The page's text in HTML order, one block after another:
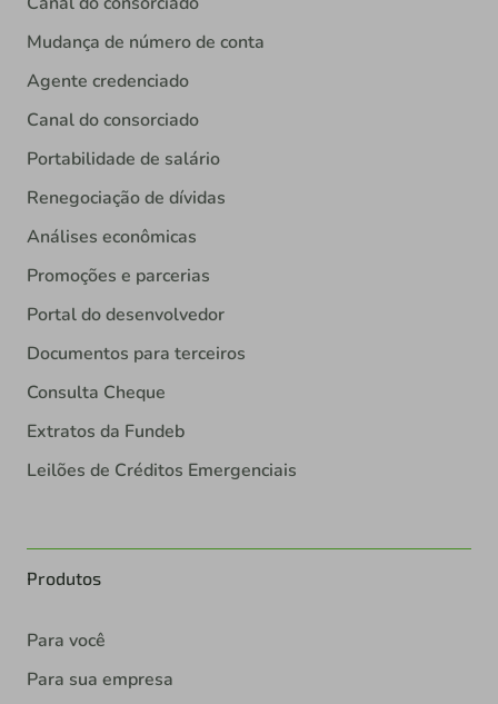
Mudança de número de conta
Agente credenciado
Canal do consorciado
Portabilidade de salário
Renegociação de dívidas
Análises econômicas
Promoções e parcerias
Portal do desenvolvedor
Documentos para terceiros
Consulta Cheque
Extratos da Fundeb
Leilões de Créditos Emergenciais
Produtos
Para você
Para sua empresa